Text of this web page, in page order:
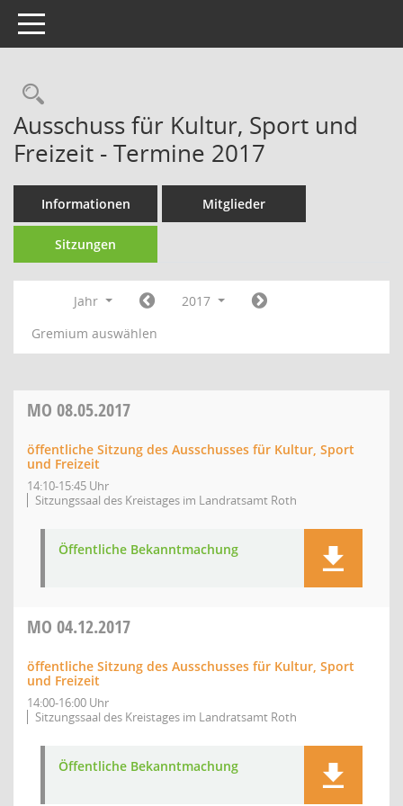
Toggle navigation
Rechercheauswahl
Ausschuss für Kultur, Sport und
Freizeit - Termine 2017
Informationen Mitglieder
Sitzungen
Jahr
2017
Gremium auswählen
MO 08.05.2017
öffentliche Sitzung des Ausschusses für Kultur, Sport
und Freizeit
14:10-15:45 Uhr
Sitzungssaal des Kreistages im Landratsamt Roth
Öffentliche Bekanntmachung
MO 04.12.2017
öffentliche Sitzung des Ausschusses für Kultur, Sport
und Freizeit
14:00-16:00 Uhr
Sitzungssaal des Kreistages im Landratsamt Roth
Öffentliche Bekanntmachung